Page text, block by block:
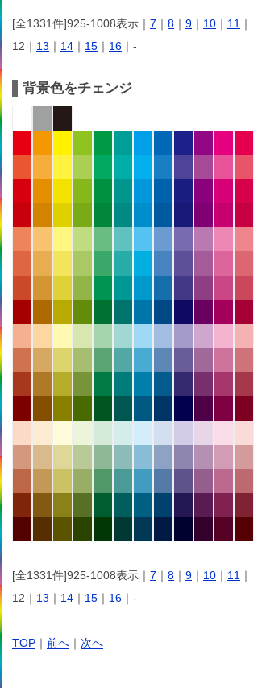
[全1331件]925-1008表示｜ 7 ｜ 8 ｜ 9 ｜ 10 ｜ 11 ｜
12｜ 13 ｜ 14 ｜ 15 ｜ 16 ｜-
背景色をチェンジ
[全1331件]925-1008表示｜ 7 ｜ 8 ｜ 9 ｜ 10 ｜ 11 ｜
12｜ 13 ｜ 14 ｜ 15 ｜ 16 ｜-
TOP ｜ 前へ ｜ 次へ